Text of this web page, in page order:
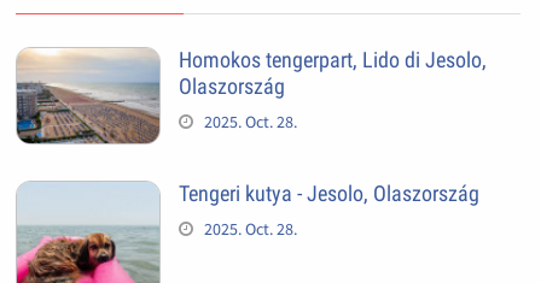
Homokos tengerpart, Lido di Jesolo,
Olaszország
2025. Oct. 28.
Tengeri kutya - Jesolo, Olaszország
2025. Oct. 28.